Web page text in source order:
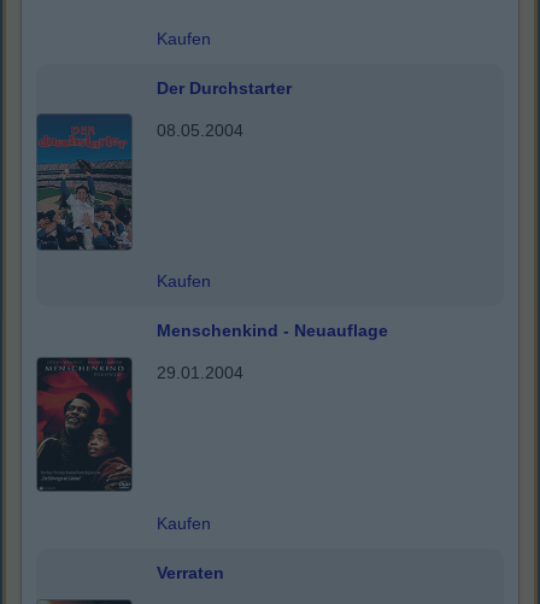
Kaufen
Der Durchstarter
08.05.2004
Kaufen
Menschenkind - Neuauflage
29.01.2004
Kaufen
Verraten